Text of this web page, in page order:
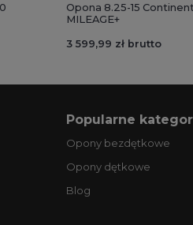
Opona 8.25-15
MILEAGE+
3 599,99 zł brutto
Popularne
Opony bezdętkowe
Opony dętkowe
Blog